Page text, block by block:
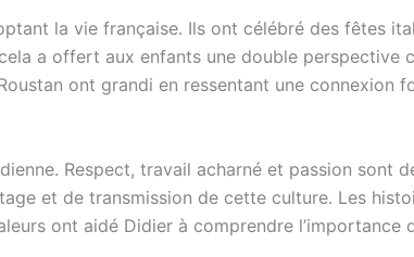
la vie française. Ils ont célébré des fêtes
a offert aux enfants une double perspective
ont grandi en ressentant une connexion
Respect, travail acharné et passion sont
et de transmission de cette culture. Les
ont aidé Didier à comprendre l’importance